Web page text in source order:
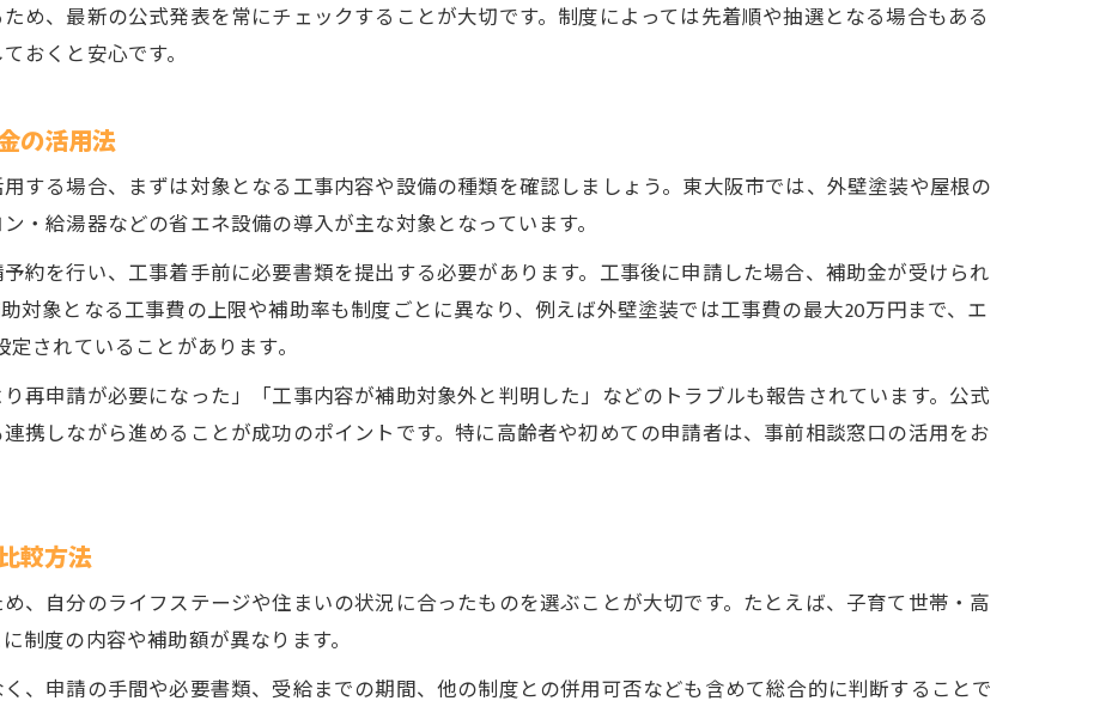
ライフステージ別に合う給付金の見極め方
不動産給付金で重視したい申請条件の違い
見逃しやすい東大阪市の支援情報集
不動産補助金の見逃しがちな制度一覧
申請し忘れやすい不動産支援の注意点
知っておくべき東大阪市の独自支援制度
不動産補助金の最新情報を逃さないコツ
対象拡大中の不動産支援をいち早くチェック
め、最新の公式発表を常にチェックすることが大切です。制度によっては先着順や抽選となる場合もある
おくと安心です。
の活用法
する場合、まずは対象となる工事内容や設備の種類を確認しましょう。東大阪市では、外壁塗装や屋根の
・給湯器などの省エネ設備の導入が主な対象となっています。
約を行い、工事着手前に必要書類を提出する必要があります。工事後に申請した場合、補助金が受けられ
対象となる工事費の上限や補助率も制度ごとに異なり、例えば外壁塗装では工事費の最大20万円まで、エ
されていることがあります。
再申請が必要になった」「工事内容が補助対象外と判明した」などのトラブルも報告されています。公式
携しながら進めることが成功のポイントです。特に高齢者や初めての申請者は、事前相談窓口の活用をお
較方法
、自分のライフステージや住まいの状況に合ったものを選ぶことが大切です。たとえば、子育て世帯・高
制度の内容や補助額が異なります。
、申請の手間や必要書類、受給までの期間、他の制度との併用可否なども含めて総合的に判断することで
お気軽にご相談ください
お気軽にご相談ください